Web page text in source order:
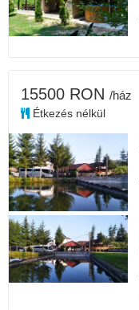
15500 RON /ház
Étkezés nélkül